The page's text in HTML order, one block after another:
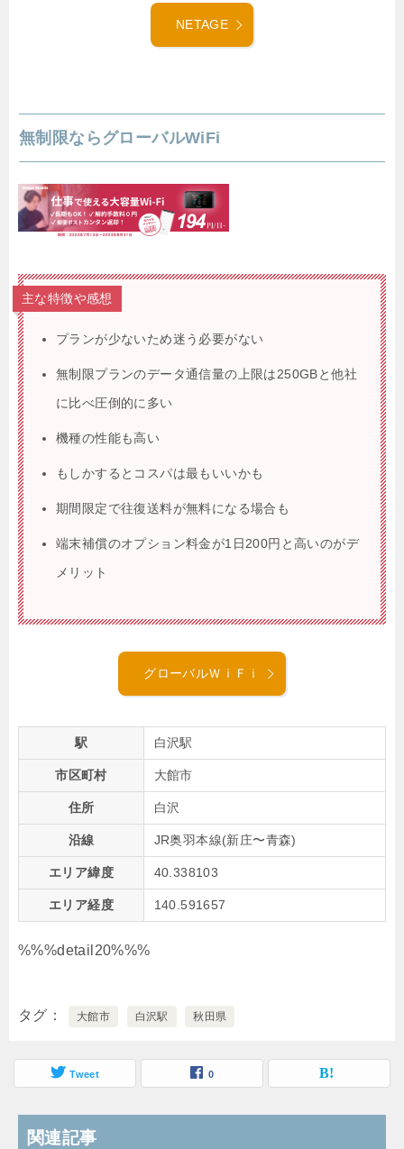
NETAGE
無制限ならグローバルWiFi
主な特徴や感想
プランが少ないため迷う必要がない
無制限プランのデータ通信量の上限は250GBと他社
に比べ圧倒的に多い
機種の性能も高い
もしかするとコスパは最もいいかも
期間限定で往復送料が無料になる場合も
端末補償のオプション料金が1日200円と高いのがデ
メリット
グローバルＷｉＦｉ
駅 白沢駅
市区町村 大館市
住所 白沢
沿線 JR奥羽本線(新庄〜青森)
エリア緯度 40.338103
エリア経度 140.591657
%%%detail20%%%
タグ 大館市 白沢駅 秋田県
Tweet 0
関連記事